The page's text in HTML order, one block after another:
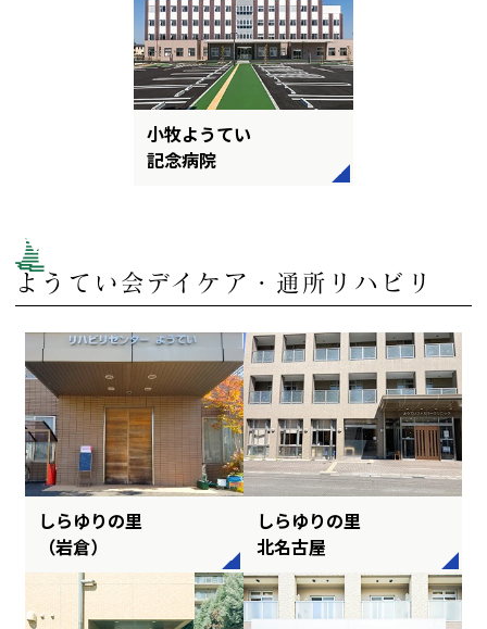
小牧ようてい
記念病院
ようてい会デイケア・通所リハビリ
しらゆりの里
（岩倉）
しらゆりの里
北名古屋